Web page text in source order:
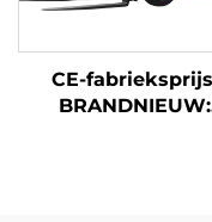
CE-
BRANDNIEUW: